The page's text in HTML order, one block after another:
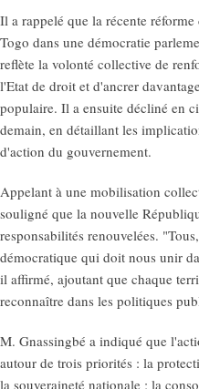
Il a rappelé que la récente
Togo dans une démocratie
reflète la volonté collective de
l'Etat de droit et d'ancrer
populaire. Il a ensuite décliné en
demain, en détaillant les
d'action du gouvernement.
Appelant à une mobilisation
souligné que la nouvelle
responsabilités renouvelées.
démocratique qui doit nous unir
il affirmé, ajoutant que chaque
reconnaître dans les politiques
M. Gnassingbé a indiqué que
autour de trois priorités : la
la souveraineté nationale ; la